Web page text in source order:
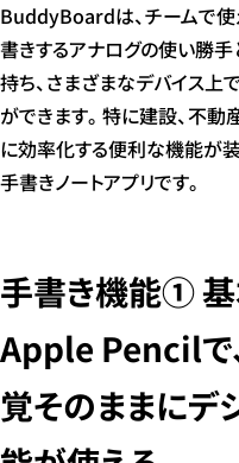
BuddyBoardは、チームで使
書きするアナログの使い勝
持ち、さまざまなデバイス上
ができます。特に建設、不
に効率化する便利な機能が
手書きノートアプリです。
手書き機能①
Apple Pencilで
覚そのままにデ